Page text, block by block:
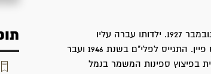
גדעון נולד להוריו ישראל ודובה בקיבוץ גבעת השלושה ב-15 בנובמבר 1927. ילדותו עברה עליו
בשכונת בורוכוב. למד מסגרות בבית הספר המקצועי ע"ש מקס פיין. התגייס לפלי"ם בשנת 1946 ועבר
בפיצוץ ספינות המשמר בנמל